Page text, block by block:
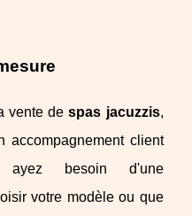
vente despas jacuzzis,
accompagnement client
ayez besoin d'une
votre modèle ou que